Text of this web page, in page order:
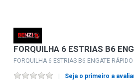
FORQUILHA 6 ESTRIAS B6
FORQUILHA 6 ESTRIAS B6 ENGATE RÁPIDO
Seja o primeiro a